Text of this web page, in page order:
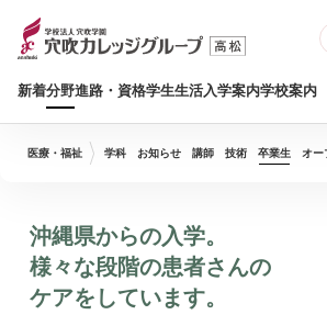
新着分野進路・資格学生生活入学案内学校案内
医療・福祉 学科 お知らせ 講師 技術 卒業生 オー
沖縄県からの入学。
様々な段階の患者さんの
ケアをしています。